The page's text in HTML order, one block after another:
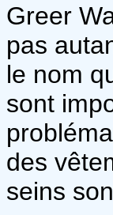
Greer
pas
le nom
sont
des
seins